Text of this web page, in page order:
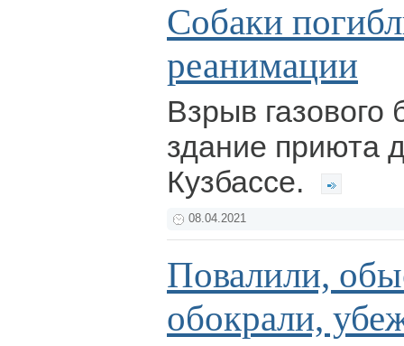
Собаки
реанимации
Взрыв
здание приюта
Кузбассе.
08.04.2021
Повалили,
обокрали,